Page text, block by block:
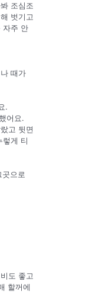
조심조
벗기고
자주 안
때가
.
어요.
고 뒷면
렇게 티
으로
도 좋고
할꺼에